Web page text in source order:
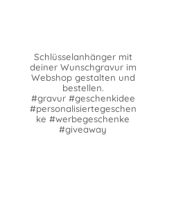
Schlüsselanhänger mit
deiner Wunschgravur im
Webshop gestalten und
bestellen.
#gravur #geschenkidee
#personalisiertegeschen
ke #werbegeschenke
#giveaway